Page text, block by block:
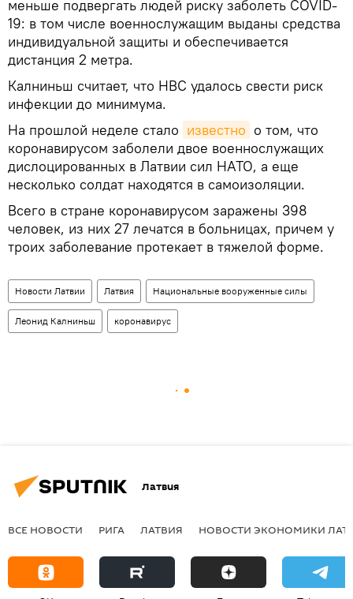
меньше подвергать людей риску заболеть COVID-
19: в том числе военнослужащим выданы средства
индивидуальной защиты и обеспечивается
дистанция 2 метра.
Калниньш считает, что НВС удалось свести риск
инфекции до минимума.
На прошлой неделе стало известно о том, что
коронавирусом заболели двое военнослужащих
дислоцированных в Латвии сил НАТО, а еще
несколько солдат находятся в самоизоляции.
Всего в стране коронавирусом заражены 398
человек, из них 27 лечатся в больницах, причем у
троих заболевание протекает в тяжелой форме.
Новости Латвии Латвия Национальные вооруженные силы
Леонид Калниньш коронавирус
Латвия
ВСЕ НОВОСТИ РИГА ЛАТВИЯ НОВОСТИ ЭКОНОМИКИ